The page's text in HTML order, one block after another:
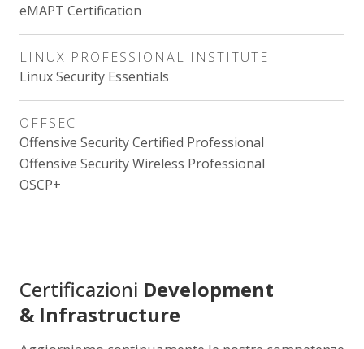
eMAPT Certification
LINUX PROFESSIONAL INSTITUTE
Linux Security Essentials
OFFSEC
Offensive Security Certified Professional
Offensive Security Wireless Professional
OSCP+
Certificazioni Development
& Infrastructure